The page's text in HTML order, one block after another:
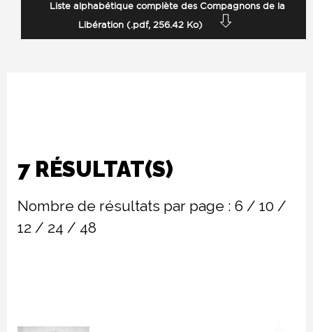
Liste alphabétique complète des Compagnons de la
Libération (.pdf, 256.42 Ko)
7 RÉSULTAT(S)
Nombre de résultats par page : 6 / 10 /
12 / 24 / 48